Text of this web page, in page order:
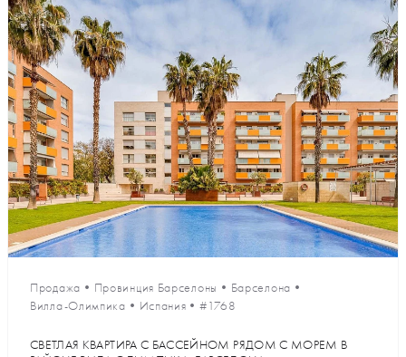
Продажа • Провинция Барселоны • Барселона •
Вилла-Олимпика • Испания •#1768
СВЕТЛАЯ КВАРТИРА С БАССЕЙНОМ РЯДОМ С МОРЕМ В